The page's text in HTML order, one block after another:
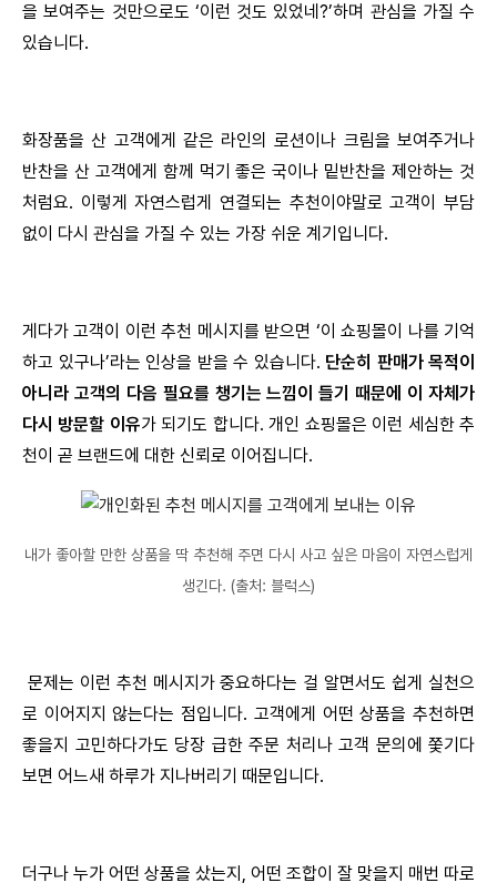
을 보여주는 것만으로도 ‘이런 것도 있었네?’하며 관심을 가질 수
있습니다.
화장품을 산 고객에게 같은 라인의 로션이나 크림을 보여주거나
반찬을 산 고객에게 함께 먹기 좋은 국이나 밑반찬을 제안하는 것
처럼요. 이렇게 자연스럽게 연결되는 추천이야말로 고객이 부담
없이 다시 관심을 가질 수 있는 가장 쉬운 계기입니다.
게다가 고객이 이런 추천 메시지를 받으면 ‘이 쇼핑몰이 나를 기억
하고 있구나’라는 인상을 받을 수 있습니다. 단순히 판매가 목적이
아니라 고객의 다음 필요를 챙기는 느낌이 들기 때문에 이 자체가
다시 방문할 이유가 되기도 합니다. 개인 쇼핑몰은 이런 세심한 추
천이 곧 브랜드에 대한 신뢰로 이어집니다.
내가 좋아할 만한 상품을 딱 추천해 주면 다시 사고 싶은 마음이 자연스럽게
생긴다. (출처: 블럭스)
문제는 이런 추천 메시지가 중요하다는 걸 알면서도 쉽게 실천으
로 이어지지 않는다는 점입니다. 고객에게 어떤 상품을 추천하면
좋을지 고민하다가도 당장 급한 주문 처리나 고객 문의에 쫓기다
보면 어느새 하루가 지나버리기 때문입니다.
더구나 누가 어떤 상품을 샀는지, 어떤 조합이 잘 맞을지 매번 따로